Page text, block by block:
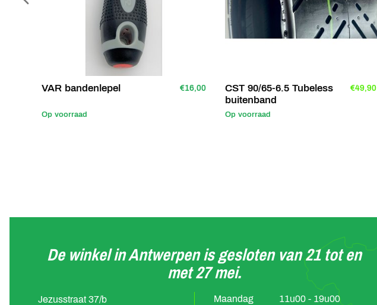
VAR bandenlepel €16,00
Op voorraad
CST 90/65-6.5 Tubeless
buitenband
€49,90
Op voorraad
De winkel in Antwerpen is gesloten van 21 tot en
met 27 mei.
Jezusstraat 37/b
Maandag
11u00 - 19u00